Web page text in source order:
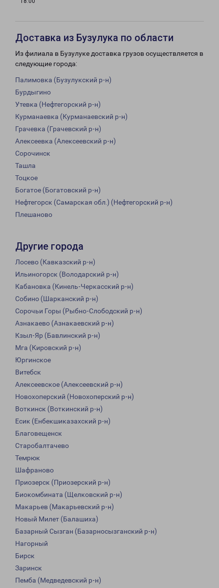
Доставка из Бузулука по области
Из филиала в Бузулуке доставка грузов осуществляется в
следующие города:
Палимовка (Бузулукский р-н)
Бурдыгино
Утевка (Нефтегорский р-н)
Курманаевка (Курманаевский р-н)
Грачевка (Грачевский р-н)
Алексеевка (Алексеевский р-н)
Сорочинск
Ташла
Тоцкое
Богатое (Богатовский р-н)
Нефтегорск (Самарская обл.) (Нефтегорский р-н)
Плешаново
Другие города
Лосево (Кавказский р-н)
Ильиногорск (Володарский р-н)
Кабановка (Кинель-Черкасский р-н)
Собино (Шарканский р-н)
Сорочьи Горы (Рыбно-Слободский р-н)
Азнакаево (Азнакаевский р-н)
Кзыл-Яр (Бавлинский р-н)
Мга (Кировский р-н)
Юргинское
Витебск
Алексеевское (Алексеевский р-н)
Новохоперский (Новохоперский р-н)
Воткинск (Воткинский р-н)
Есик (Енбекшиказахский р-н)
Благовещенск
Старобалтачево
Темрюк
Шафраново
Приозерск (Приозерский р-н)
Биокомбината (Щелковский р-н)
Макарьев (Макарьевский р-н)
Новый Милет (Балашиха)
Базарный Сызган (Базарносызганский р-н)
Нагорный
Бирск
Заринск
Пемба (Медведевский р-н)